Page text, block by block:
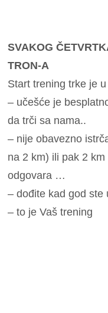
SVAKOG
TRON-A
Start trening trke je
– učešće je
da trči sa nama..
– nije obavezno
na 2 km) ili pak 2
odgovara …
– dođite kad god
– to je Vaš trening